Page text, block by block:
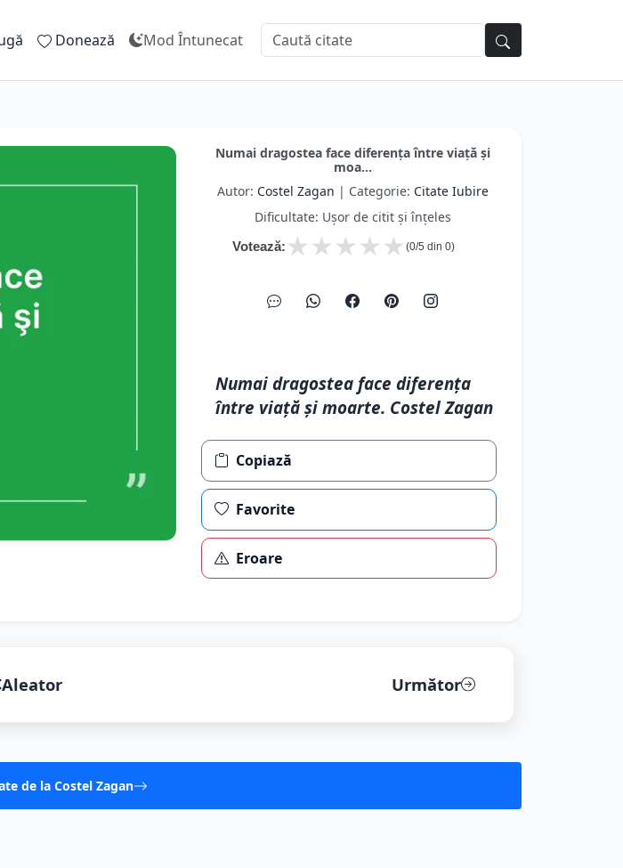
Donează Mod Întunecat
Numai dragostea face diferenţa între viaţă şi
moa...
Autor: Costel Zagan | Categorie: Citate Iubire
Dificultate: Ușor de citit și înțeles
Votează: ★
★
★
★
★ (0/5 din 0)
Numai dragostea face diferenţa
între viaţă şi moarte. Costel Zagan
Copiază
Favorite
Eroare
Aleator Următor
de la Costel Zagan